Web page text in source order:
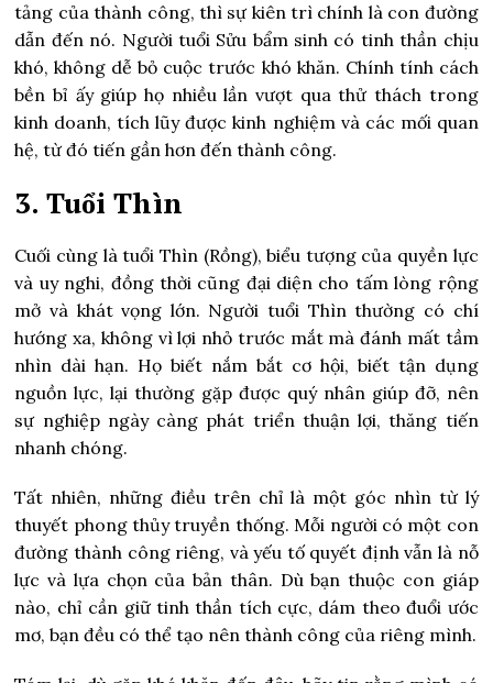
tảng của thành công, thì sự kiên trì chính là con đường
dẫn đến nó. Người tuổi Sửu bẩm sinh có tinh thần chịu
khó, không dễ bỏ cuộc trước khó khăn. Chính tính cách
bền bỉ ấy giúp họ nhiều lần vượt qua thử thách trong
kinh doanh, tích lũy được kinh nghiệm và các mối quan
hệ, từ đó tiến gần hơn đến thành công.
3. Tuổi Thìn
Cuối cùng làtuổi Thìn (Rồng),biểu tượng của quyền lực
và uy nghi, đồng thời cũng đại diện cho tấm lòng rộng
mở và khát vọng lớn. Người tuổi Thìn thường có chí
hướng xa, không vì lợi nhỏ trước mắt mà đánh mất tầm
nhìn dài hạn. Họ biết nắm bắt cơ hội, biết tận dụng
nguồn lực, lại thường gặp được quý nhân giúp đỡ, nên
sự nghiệp ngày càng phát triển thuận lợi, thăng tiến
nhanh chóng.
Tất nhiên, những điều trên chỉ là một góc nhìn từ lý
thuyết phong thủy truyền thống.Mỗi người có một con
đường thành công riêng, và yếu tố quyết định vẫn là nỗ
lực và lựa chọn của bản thân. Dù bạn thuộc con giáp
nào, chỉ cần giữ tinh thần tích cực, dám theo đuổi ước
mơ, bạn đều có thể tạo nên thành công của riêng mình.